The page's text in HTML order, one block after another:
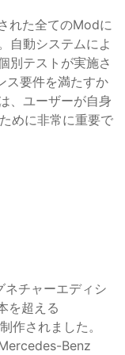
れた全てのModに
自動システムによ
別テストが実施さ
要件を満たすか
、ユーザーが自身
めに非常に重要で
ネチャーエディシ
を超える
作されました。
Benz